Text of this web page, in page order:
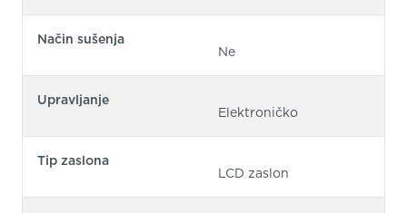
Način sušenja
Ne
Upravljanje
Elektroničko
Tip zaslona
LCD zaslon